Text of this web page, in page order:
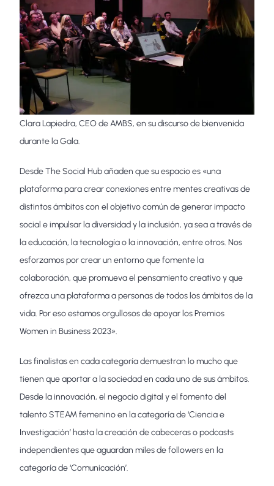
Clara Lapiedra, CEO de AMBS, en su discurso de bienvenida
durante la Gala.
Desde The Social Hub añaden que su espacio es «una
plataforma para crear conexiones entre mentes creativas de
distintos ámbitos con el objetivo común de generar impacto
social e impulsar la diversidad y la inclusión, ya sea a través de
la educación, la tecnología o la innovación, entre otros. Nos
esforzamos por crear un entorno que fomente la
colaboración, que promueva el pensamiento creativo y que
ofrezca una plataforma a personas de todos los ámbitos de la
vida. Por eso estamos orgullosos de apoyar los Premios
Women in Business 2023».
Las finalistas en cada categoría demuestran lo mucho que
tienen que aportar a la sociedad en cada uno de sus ámbitos.
Desde la innovación, el negocio digital y el fomento del
talento STEAM femenino en la categoría de ‘Ciencia e
Investigación’ hasta la creación de cabeceras o podcasts
independientes que aguardan miles de followers en la
categoría de ‘Comunicación’.